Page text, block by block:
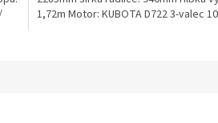
1,72m Motor: KUBOTA D722 3-valec